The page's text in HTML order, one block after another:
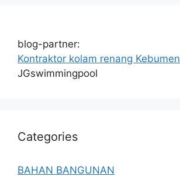
blog-partner:
Kontraktor kolam renang Kebumen
JGswimmingpool
Categories
BAHAN BANGUNAN